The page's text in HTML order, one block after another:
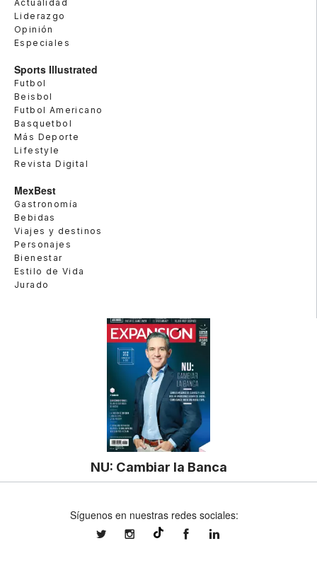
Actualidad
Liderazgo
Opinión
Especiales
Sports Illustrated
Futbol
Beisbol
Futbol Americano
Basquetbol
Más Deporte
Lifestyle
Revista Digital
MexBest
Gastronomía
Bebidas
Viajes y destinos
Personajes
Bienestar
Estilo de Vida
Jurado
NU: Cambiar la Banca
Síguenos en nuestras redes sociales:
expansionmxexpansionmx ExpansionMex